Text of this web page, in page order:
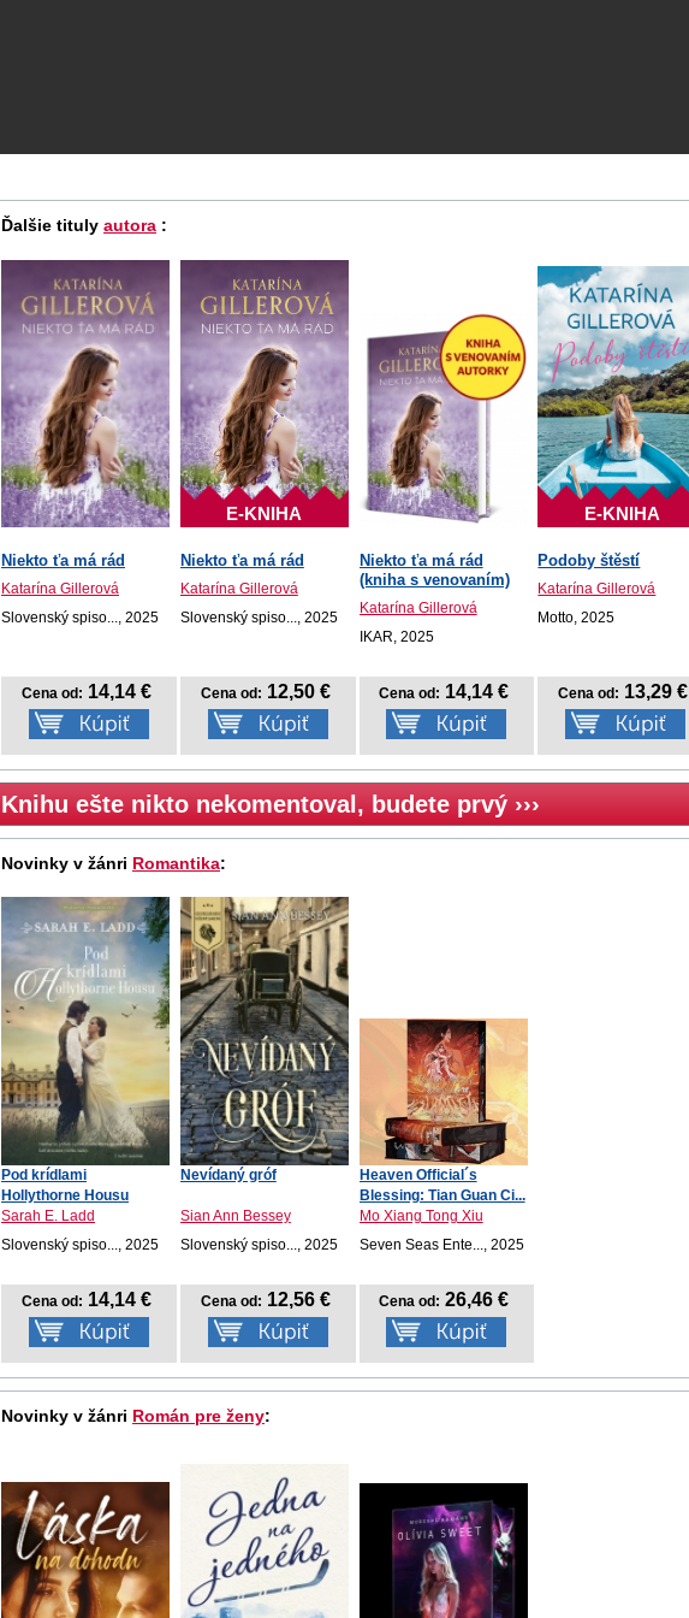
Ďalšie tituly autora :
Niekto ťa má rád
Katarína Gillerová
Slovenský spiso..., 2025
Cena od: 14,14 €
E-KNIHA
Niekto ťa má rád
Katarína Gillerová
Slovenský spiso..., 2025
Cena od: 12,50 €
Niekto ťa má rád
(kniha s venovaním)
Katarína Gillerová
IKAR, 2025
Cena od: 14,14 €
E-KNIHA
Podoby štěstí
Katarína Gillerová
Motto, 2025
Cena od: 13,29 €
Knihu ešte nikto nekomentoval, budete prvý ›››
Novinky v žánri Romantika:
Pod krídlami
Hollythorne Housu
Sarah E. Ladd
Slovenský spiso..., 2025
Cena od: 14,14 €
Nevídaný gróf
Sian Ann Bessey
Slovenský spiso..., 2025
Cena od: 12,56 €
Heaven Official´s
Blessing: Tian Guan Ci...
Mo Xiang Tong Xiu
Seven Seas Ente..., 2025
Cena od: 26,46 €
Novinky v žánri Román pre ženy: